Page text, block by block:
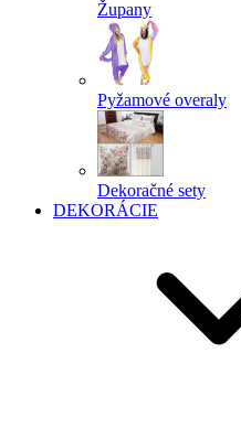
Župany
Pyžamové overaly
Dekoračné sety
DEKORÁCIE